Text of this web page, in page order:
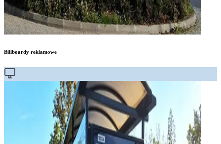
Billboardy reklamowe